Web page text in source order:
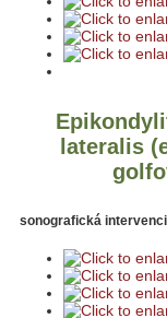
lateralis
sonografická